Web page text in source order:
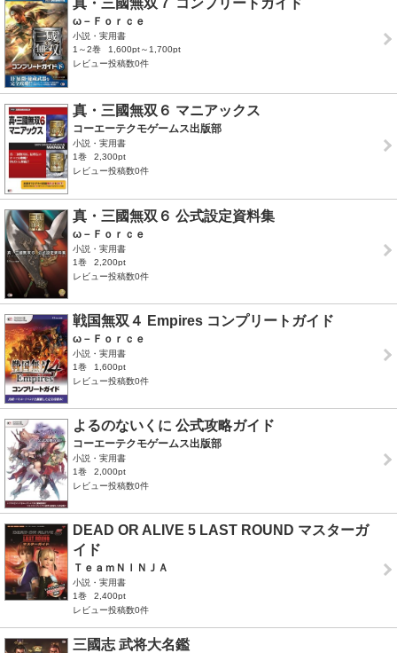
ω－Ｆｏｒｃｅ
小説・実用書
1～2巻
1,600pt～1,700pt
レビュー投稿数0件
真・三國無双６ マニアックス
コーエーテクモゲームス出版部
小説・実用書
1巻
2,300pt
レビュー投稿数0件
真・三國無双６ 公式設定資料集
ω－Ｆｏｒｃｅ
小説・実用書
1巻
2,200pt
レビュー投稿数0件
戦国無双４ Empires コンプリートガイド
ω－Ｆｏｒｃｅ
小説・実用書
1巻
1,600pt
レビュー投稿数0件
よるのないくに 公式攻略ガイド
コーエーテクモゲームス出版部
小説・実用書
1巻
2,000pt
レビュー投稿数0件
DEAD OR ALIVE 5 LAST ROUND マスターガ
イド
ＴｅａｍＮＩＮＪＡ
小説・実用書
1巻
2,400pt
レビュー投稿数0件
三國志 武将大名鑑